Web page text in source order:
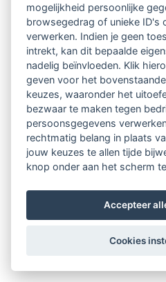
mogelijkheid persoonlijke
browsegedrag of unieke ID's
verwerken. Indien je geen
intrekt, kan dit bepaalde
nadelig beïnvloeden. Klik
geven voor het
keuzes, waaronder het
bezwaar te maken tegen
persoonsgegevens
rechtmatig belang in plaats
jouw keuzes te allen tijde
knop onder aan het scherm
Accepteer
Cookies